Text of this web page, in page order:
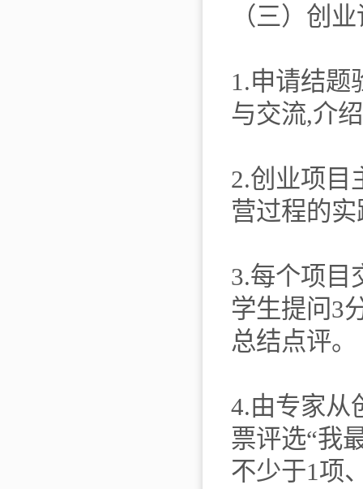
（三）创
1.申请结题
与交流,介
2.创业项目
营过程的
3.每个项目
学生提问3
总结点评。
4.由专家从
票评选“我
不少于1项